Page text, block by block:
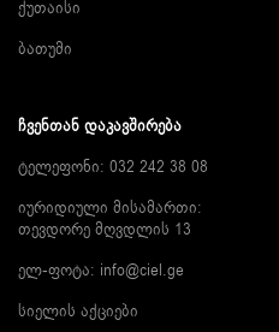
ქუთაისი
ბათუმი
ᲩᲕᲔᲜᲗᲐᲜ ᲓᲐᲙᲐᲕᲨᲘᲠᲔᲑᲐ
ტელეფონი: 032 242 38 08
იურიდიული მისამართი:
თევდორე მღვდლის 13
ელ-ფოტა: info@ciel.ge
სიელის აქციები